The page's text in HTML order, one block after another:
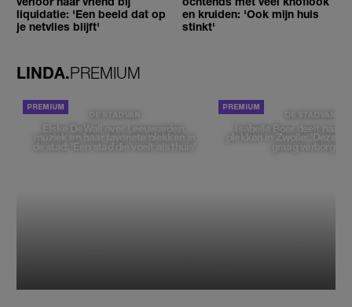
liquidatie: 'Een beeld dat op
je netvlies blijft'
en kruiden: 'Ook mijn huis
stinkt'
LINDA.PREMIUM
DE STAD VAN
Elske DeWall over Leeuwarden,
muziek en haar favoriete plekken in
de stad: 'Een stad die voelt als thuis'
DE STAD VAN
Isabelle Boer deelt haar
plekken in Zwolle: 'Deze
graag verborgen'